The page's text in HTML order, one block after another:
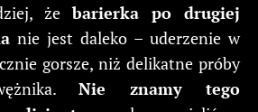
żebarierka po drugiej
nie jest daleko – uderzenie w
gorsze, niż delikatne próby
Nie znamy tego